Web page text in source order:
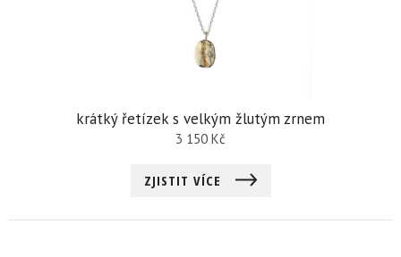
krátký řetízek s velkým žlutým zrnem
3 150 Kč
ZJISTIT VÍCE